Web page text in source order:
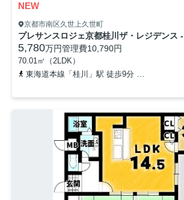
NEW
京都市南区久世上久世町
プレサンスロジェ京都桂川ザ・レジデンス -
5,780万円管理費10,790円
70.01㎡（2LDK）
東海道本線「桂川」駅 徒歩9分